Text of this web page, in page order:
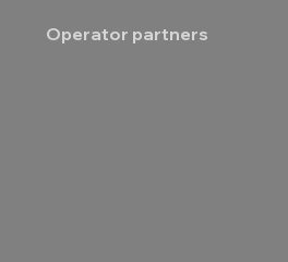
Operator partners